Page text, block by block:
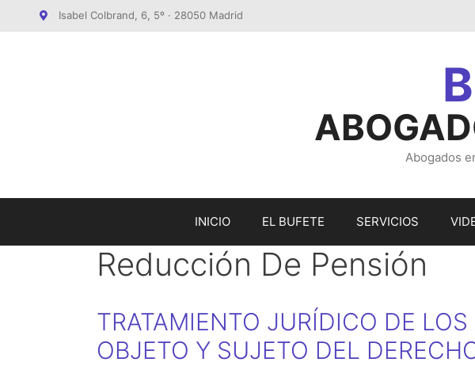
Isabel Colbrand, 6, 5º · 28050 Madrid
Abogados
INICIO EL BUFETE SERVICIOS
Reducción De Pensión
TRATAMIENTO JURÍDICO DE
OBJETO Y SUJETO DEL